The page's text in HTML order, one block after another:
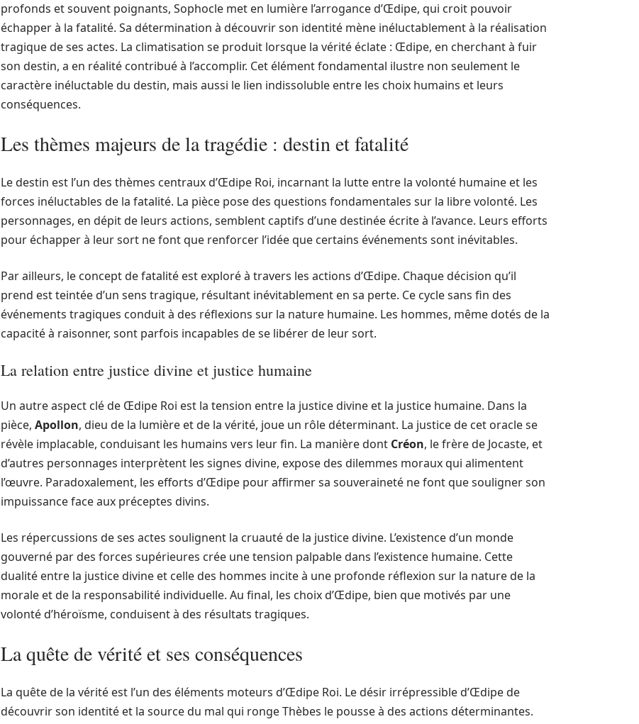
profonds et souvent poignants, Sophocle met en lumière l’arrogance d’Œdipe, qui croit pouvoir
échapper à la fatalité. Sa détermination à découvrir son identité mène inéluctablement à la réalisation
tragique de ses actes. La climatisation se produit lorsque la vérité éclate : Œdipe, en cherchant à fuir
son destin, a en réalité contribué à l’accomplir. Cet élément fondamental ilustre non seulement le
caractère inéluctable du destin, mais aussi le lien indissoluble entre les choix humains et leurs
conséquences.
Les thèmes majeurs de la tragédie : destin et fatalité
Le destin est l’un des thèmes centraux d’Œdipe Roi, incarnant la lutte entre la volonté humaine et les
forces inéluctables de la fatalité. La pièce pose des questions fondamentales sur la libre volonté. Les
personnages, en dépit de leurs actions, semblent captifs d’une destinée écrite à l’avance. Leurs efforts
pour échapper à leur sort ne font que renforcer l’idée que certains événements sont inévitables.
Par ailleurs, le concept de fatalité est exploré à travers les actions d’Œdipe. Chaque décision qu’il
prend est teintée d’un sens tragique, résultant inévitablement en sa perte. Ce cycle sans fin des
événements tragiques conduit à des réflexions sur la nature humaine. Les hommes, même dotés de la
capacité à raisonner, sont parfois incapables de se libérer de leur sort.
La relation entre justice divine et justice humaine
Un autre aspect clé de Œdipe Roi est la tension entre la justice divine et la justice humaine. Dans la
pièce, Apollon, dieu de la lumière et de la vérité, joue un rôle déterminant. La justice de cet oracle se
révèle implacable, conduisant les humains vers leur fin. La manière dont Créon, le frère de Jocaste, et
d’autres personnages interprètent les signes divine, expose des dilemmes moraux qui alimentent
l’œuvre. Paradoxalement, les efforts d’Œdipe pour affirmer sa souveraineté ne font que souligner son
impuissance face aux préceptes divins.
Les répercussions de ses actes soulignent la cruauté de la justice divine. L’existence d’un monde
gouverné par des forces supérieures crée une tension palpable dans l’existence humaine. Cette
dualité entre la justice divine et celle des hommes incite à une profonde réflexion sur la nature de la
morale et de la responsabilité individuelle. Au final, les choix d’Œdipe, bien que motivés par une
volonté d’héroïsme, conduisent à des résultats tragiques.
La quête de vérité et ses conséquences
La quête de la vérité est l’un des éléments moteurs d’Œdipe Roi. Le désir irrépressible d’Œdipe de
découvrir son identité et la source du mal qui ronge Thèbes le pousse à des actions déterminantes.